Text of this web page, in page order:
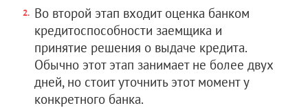
Во второй этап входит оценка банком
кредитоспособности заемщика и
принятие решения о выдаче кредита.
Обычно этот этап занимает не более двух
дней, но стоит уточнить этот момент у
конкретного банка.